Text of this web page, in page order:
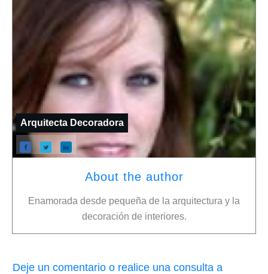
Arquitecta Decoradora
About the author
Enamorada desde pequeña de la arquitectura y la
decoración de interiores.
Deje un comentario o realice una consulta a